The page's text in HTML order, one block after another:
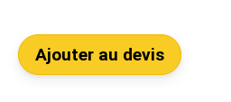
Ajouter au devis